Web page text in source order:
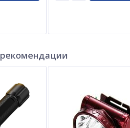
нож (мультитул) Traveler MT-
$7.70